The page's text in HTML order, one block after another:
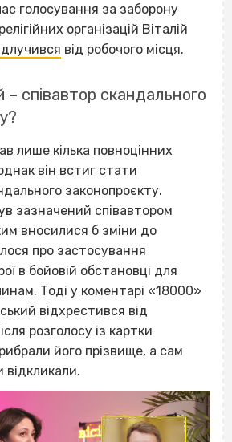
голосування за заборону
організацій Віталій
від робочого місця.
– співавтор скандального
лише кілька повноцінних
він встиг стати
законопроєкту.
зазначений співавтором
вносилися б зміни до
про застосування
в бойовій обстановці для
Тоді у коментарі «18000»
відхрестився від
розголосу із картки
його прізвище, а сам